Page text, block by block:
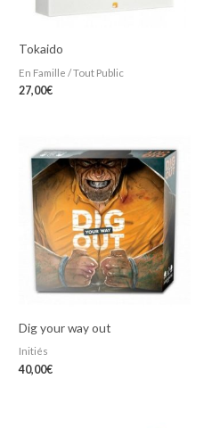
Tokaido
En Famille / Tout Public
27,00€
Dig your way out
Initiés
40,00€